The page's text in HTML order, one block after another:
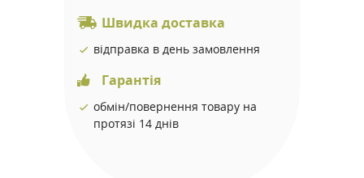
Швидка доставка
відправка в день замовлення
Гарантія
обмін/повернення товару на
протязі 14 днів